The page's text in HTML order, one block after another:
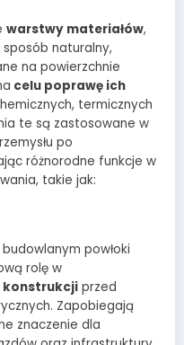
warstwy materiałów,
naturalny,
na powierzchnie
celu poprawę ich
termicznych
te są zastosowane w
po
różnorodne funkcje w
takie jak:
powłoki
rolę w
konstrukcji przed
Zapobiegają
znaczenie dla